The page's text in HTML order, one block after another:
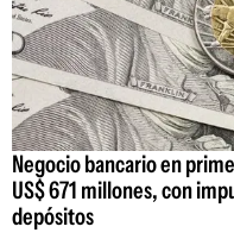
Negocio bancario en
US$ 671 millones, con
depósitos